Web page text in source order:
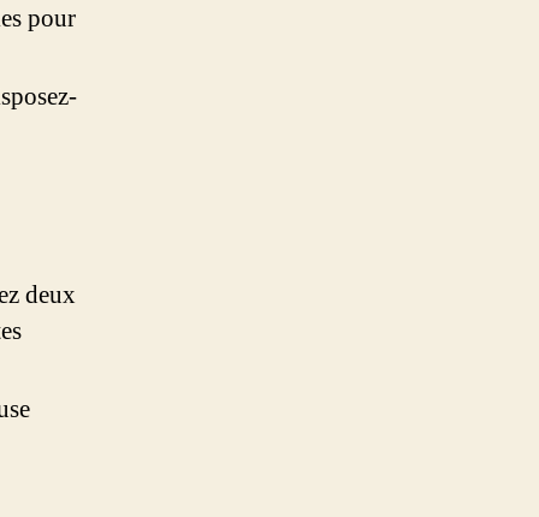
pour
deux